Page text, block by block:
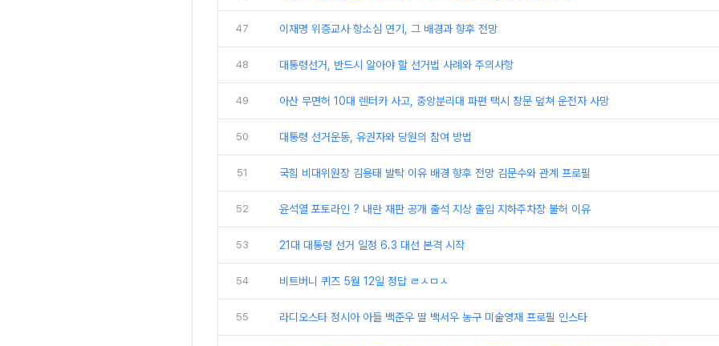
47 이재명 위증교사 항소심 연기, 그 배경과 향후 전망
48 대통령선거, 반드시 알아야 할 선거법 사례와 주의사항
49 아산 무면허 10대 렌터카 사고, 중앙분리대 파편 택시 창문 덮쳐 운전자 사망
50 대통령 선거운동, 유권자와 당원의 참여 방법
51 국힘 비대위원장 김용태 발탁 이유 배경 향후 전망 김문수와 관계 프로필
52 윤석열 포토라인 ? 내란 재판 공개 출석 지상 출입 지하주차장 불허 이유
53 21대 대통령 선거 일정 6.3 대선 본격 시작
54 비트버니 퀴즈 5월 12일 정답 ㄹㅅㅁㅅ
55 라디오스타 정시아 아들 백준우 딸 백서우 농구 미술영재 프로필 인스타